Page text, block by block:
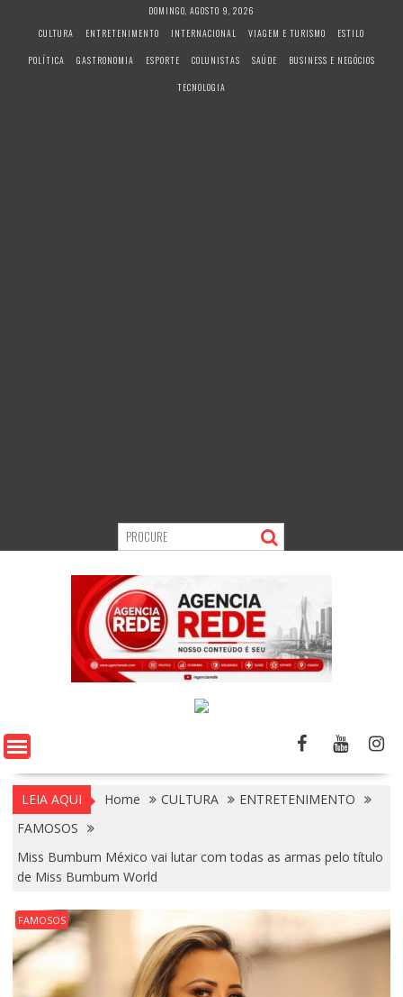
DOMINGO, AGOSTO 9, 2026
CULTURA
ENTRETENIMENTO INTERNACIONAL VIAGEM E TURISMO
ESTILO
POLÍTICA
GASTRONOMIA ESPORTE COLUNISTAS SAÚDE
BUSINESS E NEGÓCIOS
TECNOLOGIA
LEIA AQUI Home CULTURA
ENTRETENIMENTO
FAMOSOS
Miss Bumbum México vai lutar com todas as armas pelo título
de Miss Bumbum World
FAMOSOS